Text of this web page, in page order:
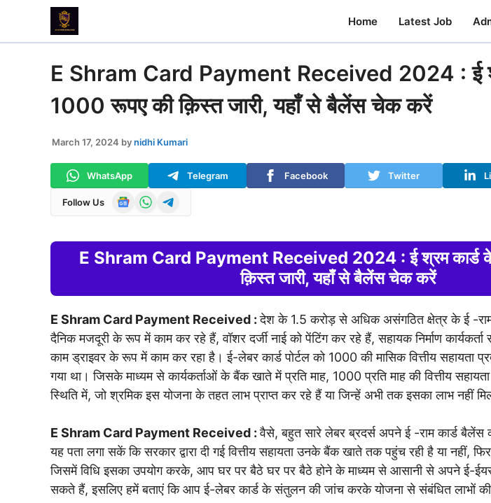
content
Home Latest Job
E Shram Card Payment Received 2024 : ई
1000 रूपए की क़िस्त जारी, यहाँ से बैलेंस चेक करें
March 17, 2024 bynidhi Kumari
WhatsApp Telegram Facebook Twitter
Follow Us
E Shram Card Payment Received 2024 : ई श्रम कार्ड
क़िस्त जारी, यहाँ से बैलेंस चेक करें
E Shram Card Payment Received :देश के 1.5 करोड़ से अधिक असंगठित क्षेत्र के ई -राम
दैनिक मजदूरी के रूप में काम कर रहे हैं, वॉशर दर्जी नाई को पेंटिंग कर रहे हैं, सहायक निर्माण
काम ड्राइवर के रूप में काम कर रहा है। ई-लेबर कार्ड पोर्टल को 1000 की मासिक वित्तीय सहायता
गया था। जिसके माध्यम से कार्यकर्ताओं के बैंक खाते में प्रति माह, 1000 प्रति माह की वित्तीय
स्थिति में, जो श्रमिक इस योजना के तहत लाभ प्राप्त कर रहे हैं या जिन्हें अभी तक इसका लाभ नहीं
E Shram Card Payment Received :वैसे, बहुत सारे लेबर ब्रदर्स अपने ई -राम कार्ड बैलेंस
यह पता लगा सकें कि सरकार द्वारा दी गई वित्तीय सहायता उनके बैंक खाते तक पहुंच रही है या नहीं,
जिसमें विधि इसका उपयोग करके, आप घर पर बैठे घर पर बैठे होने के माध्यम से आसानी से अपने ई-
सकते हैं, इसलिए हमें बताएं कि आप ई-लेबर कार्ड के संतुलन की जांच करके योजना से संबंधित लाभों